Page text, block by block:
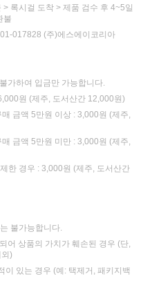
록시걸 도착 > 제품 검수 후 4~5일
불
017828 (주)에스에이코리아
가하여 입금만 가능합니다.
원 (제주, 도서산간 12,000원)
금액 5만원 이상 : 3,000원 (제주,
금액 5만원 미만 : 3,000원 (제주,
한 경우 : 3,000원 (제주, 도서산간
불가능합니다.
어 상품의 가치가 훼손된 경우 (단,
)
이 있는 경우 (예: 택제거, 패키지백